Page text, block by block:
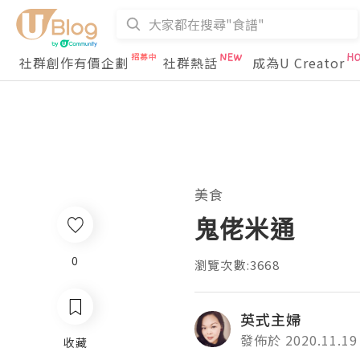
社群創作有價企劃 社群熱話 成為U Creator
0
收藏
美食
鬼佬米通
瀏覽次數:3668
英式主婦
發佈於 2020.11.19